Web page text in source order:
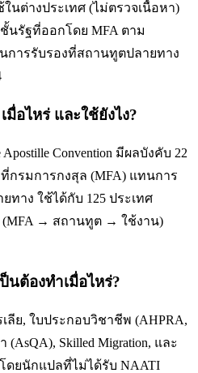
ในต่างประเทศ (ไม่ตรวจเนื้อหา)
นรัฐที่ออกโดย MFA ตาม
การรับรองที่สถานทูตปลายทาง
มื่อไหร่ และใช้ยังไง?
Convention มีผลบังคับ 22
กรมการกงสุล (MFA) แทนการ
ทาง ใช้ได้กับ 125 ประเทศ
→ สถานทูต → ใช้งาน)
นต้องทำเมื่อไหร่?
ลีย, ใบประกอบวิชาชีพ (AHPRA,
(AsQA), Skilled Migration, และ
ดยนักแปลที่ไม่ได้รับ NAATI